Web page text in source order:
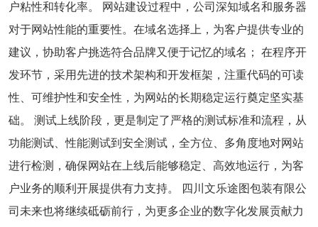
户粘性和转化率。 网站建设过程中，公司深知域名和服务器
对于网站性能的重要性。在域名选择上，为客户提供专业的
建议，协助客户挑选符合品牌又便于记忆的域名； 在程序开
发环节，采用先进的技术架构和开发框架，注重代码的可读
性、可维护性和安全性，为网站的长期稳定运行奠定坚实基
础。 测试上线阶段，更是制定了严格的测试标准和流程，从
功能测试、性能测试到安全测试，全方位、多角度地对网站
进行检测，确保网站在上线后能够稳定、高效地运行，为客
户业务的顺利开展提供有力支持。 四川文乐途图包装有限公
司未来也将继续砥砺前行，为更多企业的数字化发展贡献力